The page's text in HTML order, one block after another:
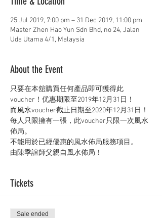
25 Jul 2019, 7:00 pm – 31 Dec 2019, 11:00 pm
Master Zhen Hao Yun Sdn Bhd, no 24, Jalan
Uda Utama 4/1, Malaysia
About the Event
只要在本舘購買任何產品即可獲得此
voucher！优惠期限至2019年12月31日！
而風水voucher截止日期至2020年12月31日！
每人只限擁有一張，此voucher只限一次風水
佈局。
不能用於已經優惠的風水佈局服務項目。
由陳季誼師父親自風水佈局！
Tickets
Sale ended